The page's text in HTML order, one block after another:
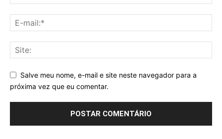
Salve meu nome, e-mail e site neste navegador para a
próxima vez que eu comentar.